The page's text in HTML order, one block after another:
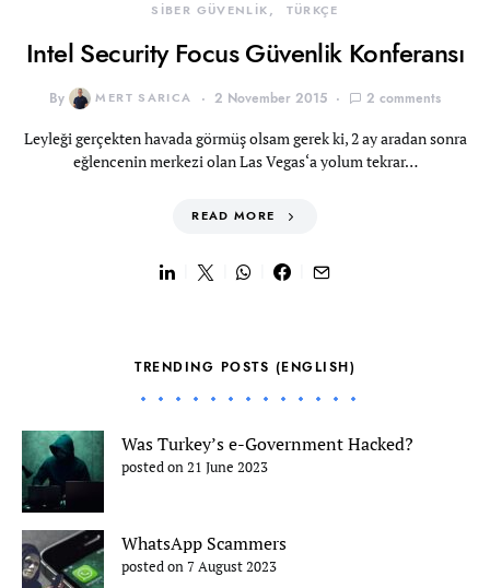
SİBER GÜVENLİK TÜRKÇE
Intel Security Focus Güvenlik Konferansı
By MERT SARICA 2 November 2015 2 comments
Leyleği gerçekten havada görmüş olsam gerek ki, 2 ay aradan sonra
eğlencenin merkezi olan Las Vegas‘a yolum tekrar…
READ MORE
TRENDING POSTS (ENGLISH)
Was Turkey’s e-Government Hacked?
posted on 21 June 2023
WhatsApp Scammers
posted on 7 August 2023